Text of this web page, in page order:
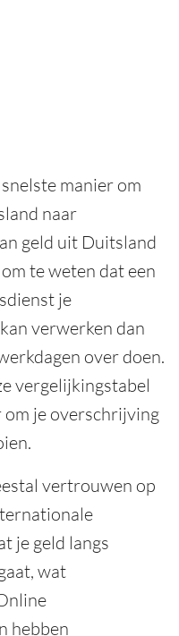
manier om
naar
geld uit Duitsland
te weten dat een
je
verwerken dan
over doen.
vergelijkingstabel
je overschrijving
vertrouwen op
je geld langs
wat
hebben